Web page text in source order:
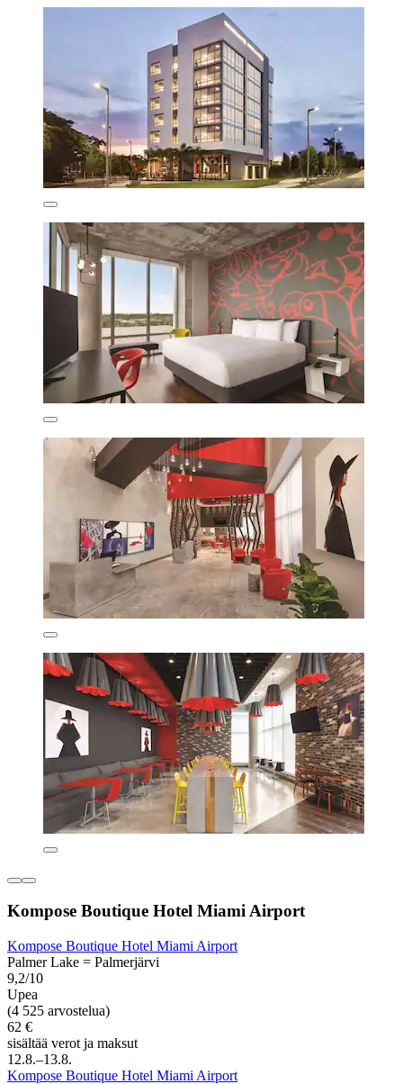
Kompose Boutique Hotel Miami Airport
Kompose Boutique Hotel Miami Airport
Palmer Lake = Palmerjärvi
9,2/10
Upea
(4 525 arvostelua)
62 €
sisältää verot ja maksut
12.8.–13.8.
Kompose Boutique Hotel Miami Airport